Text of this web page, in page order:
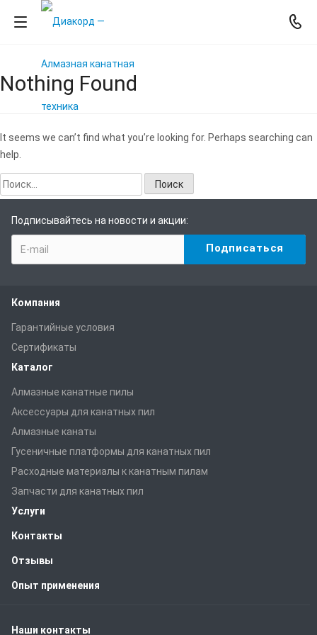
Nothing Found
It seems we can’t find what you’re looking for. Perhaps searching can
help.
Найти:
Подписывайтесь на новости и акции:
Компания
Гарантийные условия
Сертификаты
Каталог
Алмазные канатные пилы
Аксессуары для канатных пил
Алмазные канаты
Гусеничные платформы для канатных пил
Расходные материалы к канатным пилам
Запчасти для канатных пил
Услуги
Контакты
Отзывы
Опыт применения
Наши контакты